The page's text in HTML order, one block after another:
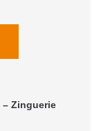
– Zinguerie